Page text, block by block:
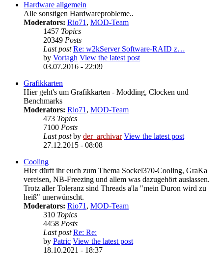
Hardware allgemein
Alle sonstigen Hardwareprobleme..
Moderators: Rio71, MOD-Team
1457 Topics
20349 Posts
Last post Re: w2kServer Software-RAID z…
by Vortagh View the latest post
03.07.2016 - 22:09
Grafikkarten
Hier geht's um Grafikkarten - Modding, Clocken und
Benchmarks
Moderators: Rio71, MOD-Team
473 Topics
7100 Posts
Last postby der_archivar View the latest post
27.12.2015 - 08:08
Cooling
Hier dürft ihr euch zum Thema Sockel370-Cooling, GraKa
vereisen, NB-Freezing und allem was dazugehört auslassen.
Trotz aller Toleranz sind Threads a'la "mein Duron wird zu
heiß" unerwünscht.
Moderators: Rio71, MOD-Team
310 Topics
4458 Posts
Last post Re: Re:
by Patric View the latest post
18.10.2021 - 18:37